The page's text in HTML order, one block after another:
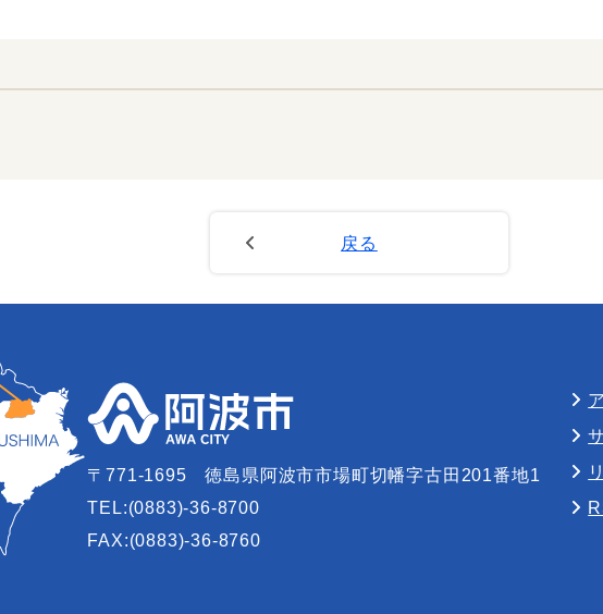
戻る
〒771-1695
徳島県阿波市市場町切幡字古田201番地1
TEL:(0883)-36-8700
FAX:(0883)-36-8760